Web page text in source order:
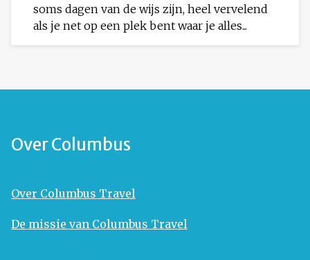
soms dagen van de wijs zijn, heel vervelend
als je net op een plek bent waar je alles...
Over Columbus
Over Columbus Travel
De missie van Columbus Travel